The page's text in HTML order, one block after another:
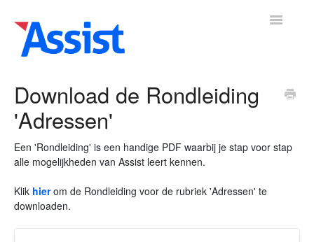
Toggle
Boekhouding
▼
Download de Rondleiding
'Adressen'
Een 'Rondleiding' is een handige PDF waarbij je stap voor stap
alle mogelijkheden van Assist leert kennen.
Klik hierom de Rondleiding voor de rubriek 'Adressen' te
downloaden.